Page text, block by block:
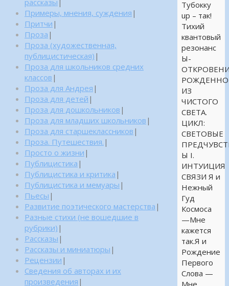
Тубокку
up – так!
Тихий
квантовый
резонанс
Ы-
ИЗ
ЧИСТОГО
СВЕТА.
ЦИКЛ:
СВЕТОВЫЕ
Ы I.
ИНТУИЦИЯ
СВЯЗИ Я и
Нежный
Гуд
Космоса
—Мне
кажется
так.Я и
Рождение
Первого
Слова —
Мне
Примеры, мнения, суждения |
Притчи |
Проза |
Проза (художественная,
публицистическая) |
Проза для школьников средних
классов |
Проза для Андрея |
Проза для детей |
Проза для дошкольников |
Проза для младших школьников |
Проза для старшеклассников |
Проза. Путешествия. |
Просто о жизни |
Публицистика |
Публицистика и критика |
Публицистика и мемуары |
Пьесы |
Развитие поэтического мастерства |
Разные стихи (не вошедшие в
рубрики) |
Рассказы |
Рассказы и миниатюры |
Рецензии |
Сведения об авторах и их
произведения |